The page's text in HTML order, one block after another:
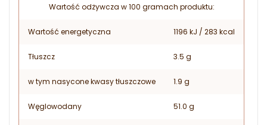
Wartość odżywcza w 100 gramach produktu:
Wartość energetyczna 1196 kJ / 283 kcal
Tłuszcz 3.5 g
w tym nasycone kwasy tłuszczowe 1.9 g
Węglowodany 51.0 g